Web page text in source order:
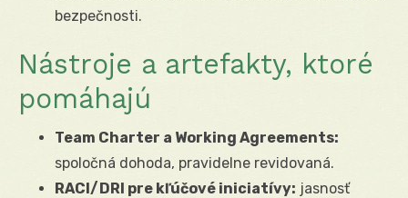
bezpečnosti.
Nástroje a artefakty, ktoré
pomáhajú
Team Charter a Working Agreements:
spoločná dohoda, pravidelne revidovaná.
RACI/DRI pre kľúčové iniciatívy: jasnosť